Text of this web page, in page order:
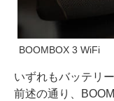
BOOMBOX 3 WiFi
いずれもバッテリ
前述の通り、